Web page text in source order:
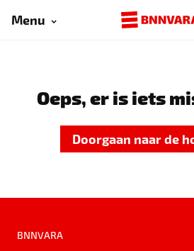
Menu
Oeps, er is iets
Doorgaan naar de
BNNVARA